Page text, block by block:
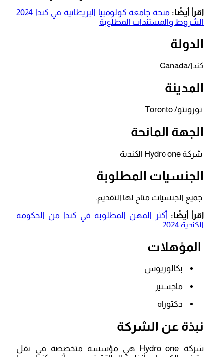
اقرأ أيضًا:
منحة جامعة كولومبيا البريطانية في كندا 2024
الشروط والمستندات المطلوبة
الدولة
كندا/Canada
المدينة
تورونتو/ Toronto
الجهة المانحة
شركة Hydro one الكندية
الجنسيات المطلوبة
جميع الجنسيات متاح لها التقديم.
اقرأ أيضًا: أكثر المهن المطلوبة في كندا من الحكومة
الكندية 2024
المؤهلات
بكالوريوس
ماجستير
دكتوراه
نبذة عن الشركة
شركة Hydro one هي مؤسسة متخصصة في نقل